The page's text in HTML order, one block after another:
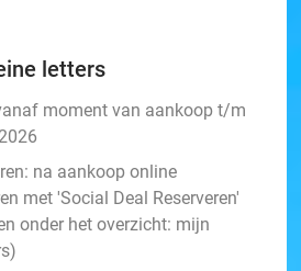
letters
moment van aankoop t/m
na aankoop online
met 'Social Deal Reserveren'
onder het overzicht: mijn
)